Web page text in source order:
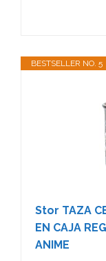
BESTSELLER NO. 5
Stor TAZA
EN CAJA
ANIME